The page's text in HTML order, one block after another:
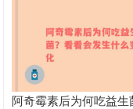
阿奇霉素后为何吃益生